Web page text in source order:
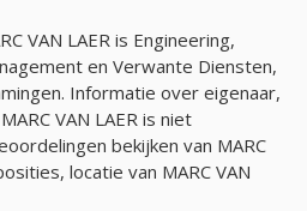
VAN LAER is Engineering,
en Verwante Diensten,
Informatie over eigenaar,
VAN LAER is niet
bekijken van MARC
locatie van MARC VAN